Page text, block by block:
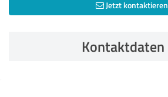
Jetzt kontaktieren
Kontaktdaten